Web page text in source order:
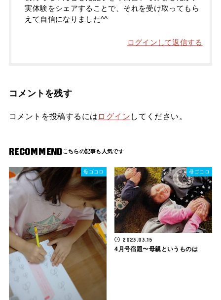
実体験をシェアすることで、それを受け取ってもら
えて自信になりました^^
ログインして返信する
コメントを残す
コメントを投稿するには ログイン してください。
RECOMMEND
母ゴコロ 母ゴコロ
2023.03.15
4月号宿題〜母親というものは